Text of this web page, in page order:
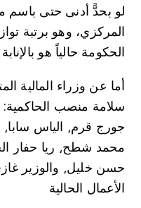
لو بحدًّ أدنى حتى
المركزي، وهو برتبة
الحكومة حالياً هو بالإنابة
أما عن وزراء المالية
سلامة منصب الحاكمية:
جورج قرم⸲ الياس
محمد شطح⸲ ريا حفار
حسن خليل⸲ والوزير
الأعمال الحالية